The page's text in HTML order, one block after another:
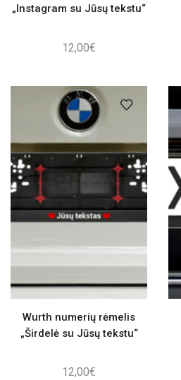
„Instagram su Jūsų tekstu“
12,00€
Wurth numerių rėmelis
„Širdelė su Jūsų tekstu“
12,00€